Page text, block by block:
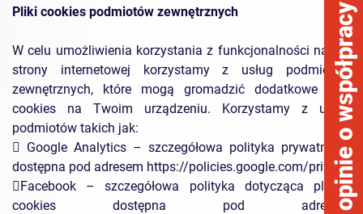
Pliki cookies podmiotów zewnętrznych
W celu umożliwienia korzystania z funkcjonalności naszej
strony internetowej korzystamy z usług podmiotów
zewnętrznych, które mogą gromadzić dodatkowe pliki
cookies na Twoim urządzeniu. Korzystamy z usług
podmiotów takich jak:
 Google Analytics – szczegółowa polityka prywatności
dostępna pod adresem https://policies.google.com/privacy
Facebook – szczegółowa polityka dotycząca plików
cookies dostępna pod adresem
opinie o współpracy